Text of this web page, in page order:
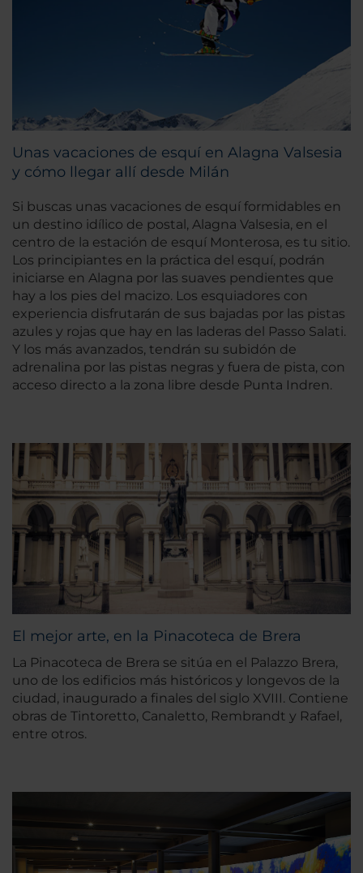
Unas vacaciones de esquí en Alagna Valsesia
y cómo llegar allí desde Milán
Si buscas unas vacaciones de esquí formidables en
un destino idílico de postal, Alagna Valsesia, en el
centro de la estación de esquí Monterosa, es tu sitio.
Los principiantes en la práctica del esquí, podrán
iniciarse en Alagna por las suaves pendientes que
hay a los pies del macizo. Los esquiadores con
experiencia disfrutarán de sus bajadas por las pistas
azules y rojas que hay en las laderas del Passo Salati.
Y los más avanzados, tendrán su subidón de
adrenalina por las pistas negras y fuera de pista, con
acceso directo a la zona libre desde Punta Indren.
El mejor arte, en la Pinacoteca de Brera
La Pinacoteca de Brera se sitúa en el Palazzo Brera,
uno de los edificios más históricos y longevos de la
ciudad, inaugurado a finales del siglo XVIII. Contiene
obras de Tintoretto, Canaletto, Rembrandt y Rafael,
entre otros.